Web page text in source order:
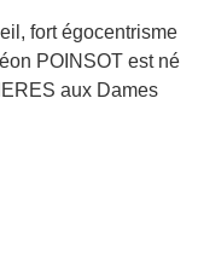
fort égocentrisme
POINSOT est né
aux Dames